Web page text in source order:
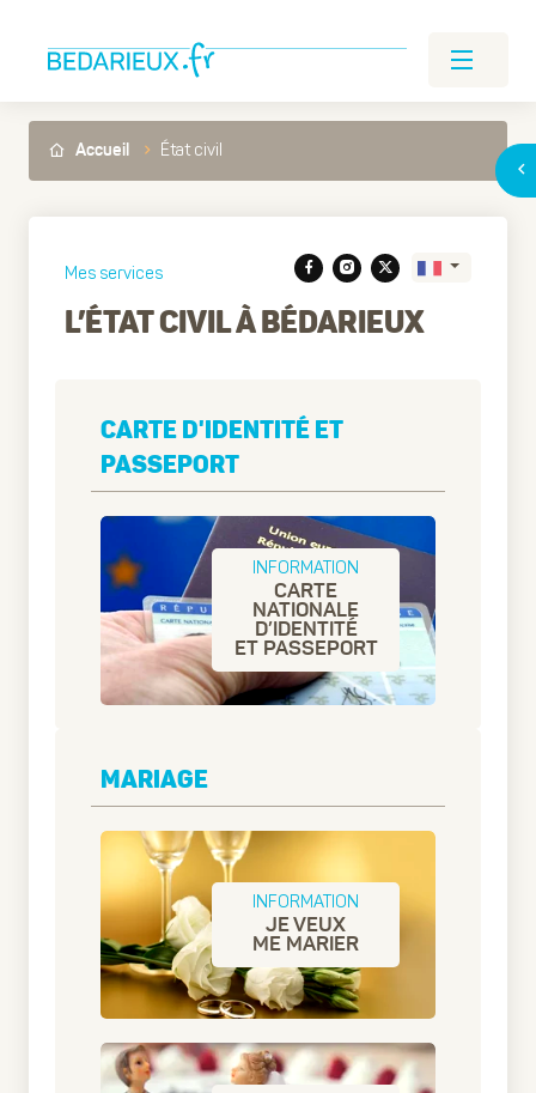
Accueil État civil
Mes services
L’ÉTAT CIVIL À BÉDARIEUX
CARTE D'IDENTITÉ ET
PASSEPORT
INFORMATION
CARTE
NATIONALE
D’IDENTITÉ
ET PASSEPORT
MARIAGE
INFORMATION
JE VEUX
ME MARIER